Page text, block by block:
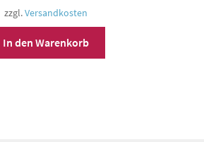
zzgl.Versandkosten
In den Warenkorb